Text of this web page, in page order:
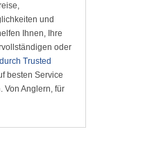
und
Ihnen, Ihre
oder
Trusted
besten Service
Von Anglern, für